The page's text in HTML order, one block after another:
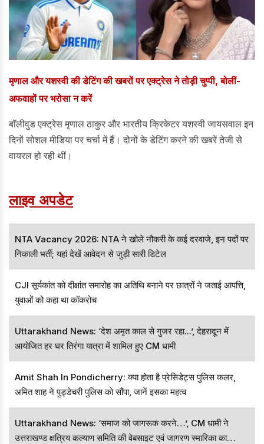
मृणाल और यशस्वी की डेटिंग की खबरों पर एक्ट्रेस ने तोड़ी चुप्पी, बोलीं-
अफवाहों पर भरोसा न करें
बॉलीवुड एक्ट्रेस मृणाल ठाकुर और भारतीय क्रिकेटर यशस्वी जायसवाल इन
दिनों सोशल मीडिया पर चर्चा में हैं। दोनों के डेटिंग करने की खबरें तेजी से
वायरल हो रही थीं।
लाइव अपडेट
NTA Vacancy 2026: NTA ने खोले नौकरी के कई दरवाजे, इन पदों पर
निकाली भर्ती; यहां देखें आवेदन से जुड़ी सारी डिटेल
CJI सूर्यकांत को दीक्षांत समारोह का अतिथि बनाने पर छात्रों ने जताई आपत्ति,
युवाओं को कहा था कॉकरोच
Uttarakhand News: ‘देश अमृत काल से गुजर रहा...’, देहरादून में
आयोजित हर घर तिरंगा यात्रा में शामिल हुए CM धामी
Amit Shah In Pondicherry: क्या होता है प्रेसिडेट्स पुलिस कलर,
अमित शाह ने पुड्डेचरी पुलिस को सौंपा, जानें इसका महत्व
Uttarakhand News: ‘समाज को जागरूक करने…’, CM धामी ने
उत्तराखण्ड क्षत्रिय कल्याण समिति की वेबसाइट एवं जागरण स्मारिका का